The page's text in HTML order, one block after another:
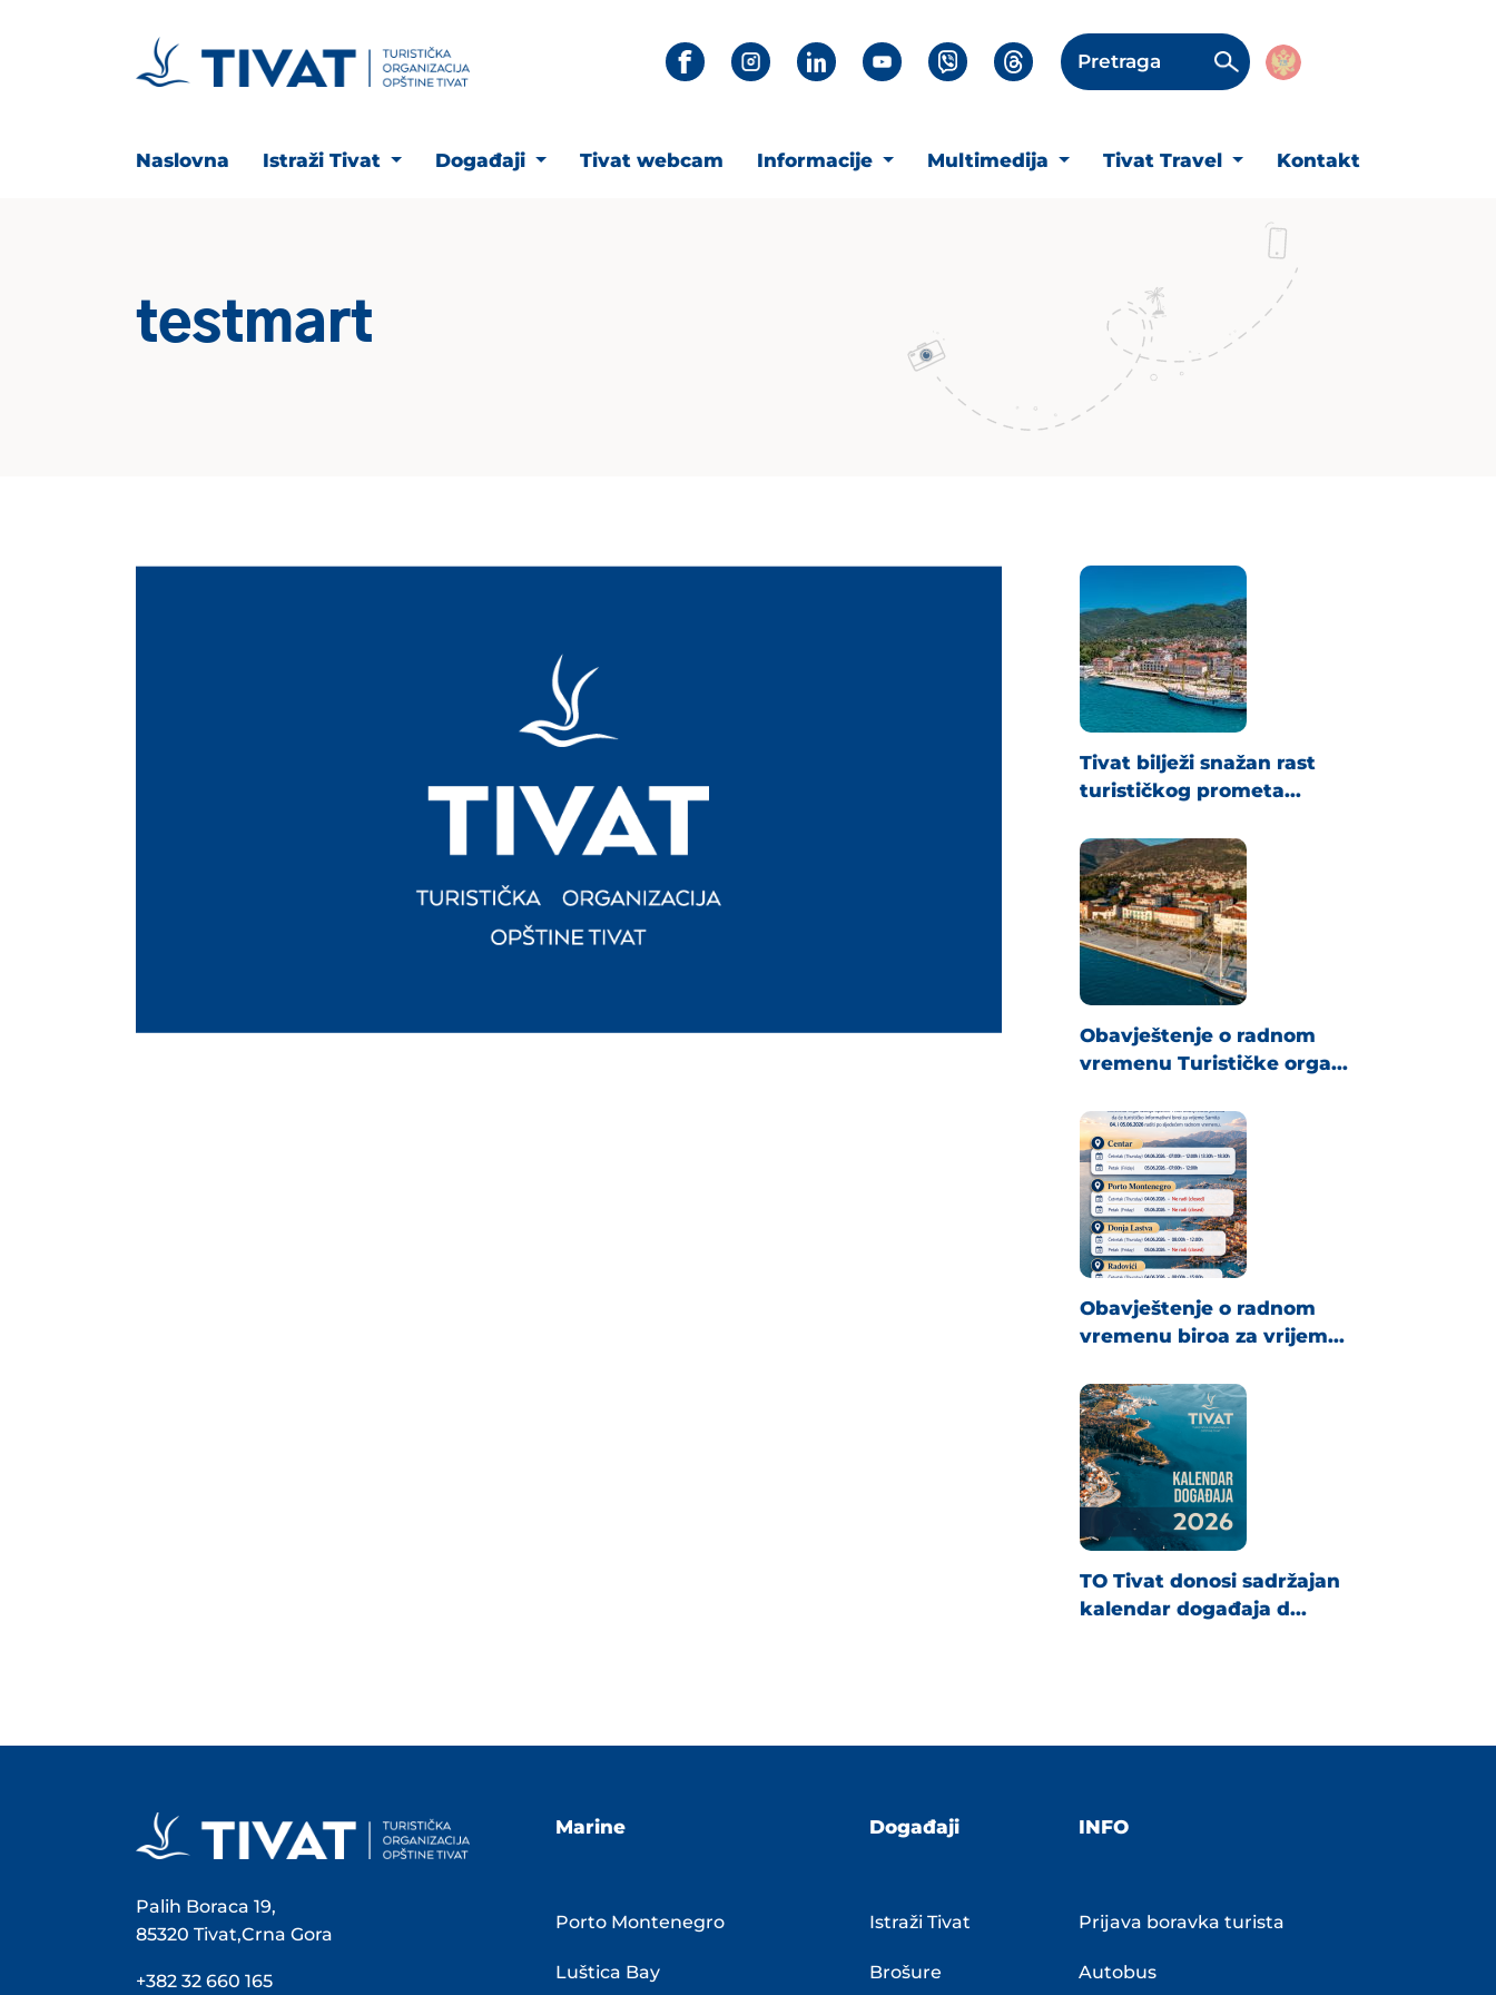
Pretraga
Naslovna Istraži Tivat Događaji Tivat webcam Informacije Multimedija Tivat Travel Kontakt
testmart
Tivat bilježi snažan rast
turističkog prometa...
Obavještenje o radnom
vremenu Turističke orga...
Obavještenje o radnom
vremenu biroa za vrijem...
TO Tivat donosi sadržajan
kalendar događaja d...
Palih Boraca 19,
85320 Tivat,Crna Gora
+382 32 660 165
Marine
Porto Montenegro
Luštica Bay
Događaji
Istraži Tivat
Brošure
INFO
Prijava boravka turista
Autobus